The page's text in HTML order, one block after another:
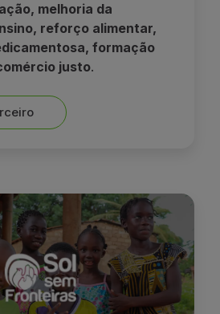
melhoria da
reforço alimentar,
formação
justo.